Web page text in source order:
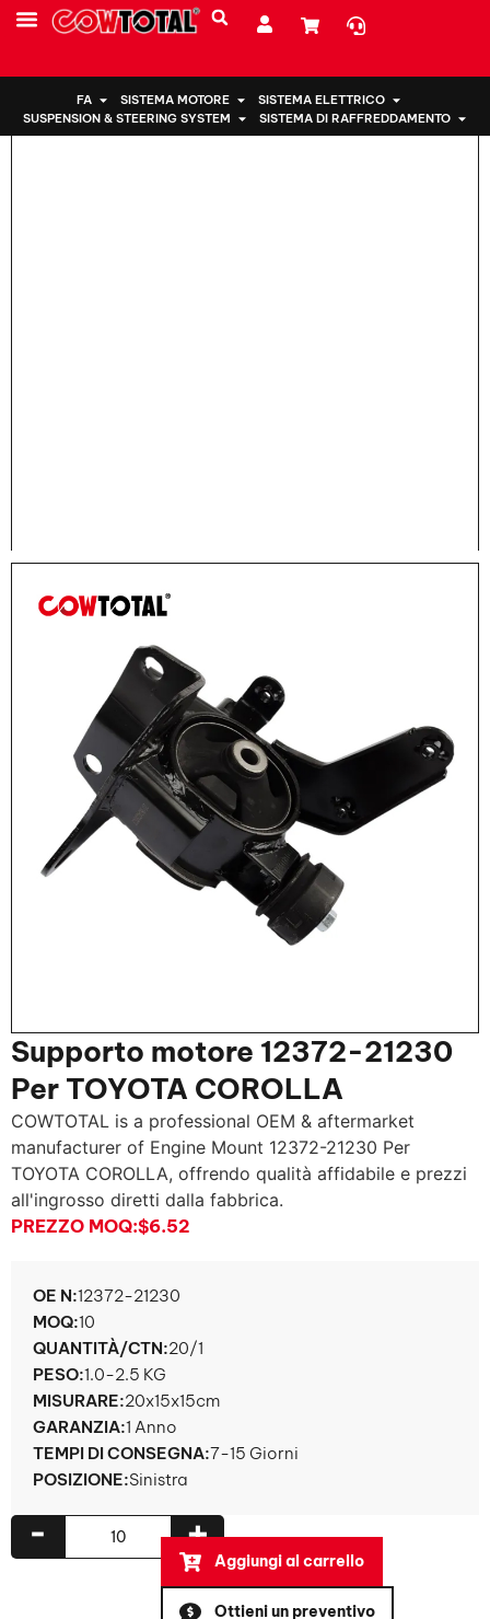
FA SISTEMA MOTORE
SISTEMA ELETTRICO
SUSPENSION & STEERING SYSTEM
SISTEMA DI RAFFREDDAMENTO
Casa >
Supporto motore 12372-21230
Per TOYOTA COROLLA
COWTOTAL is a professional OEM & aftermarket
manufacturer of Engine Mount 12372-21230 Per
TOYOTA COROLLA, offrendo qualità affidabile e prezzi
all'ingrosso diretti dalla fabbrica.
PREZZO MOQ:$6.52
OE N:12372-21230
MOQ:10
QUANTITÀ/CTN:20/1
PESO:1.0-2.5 KG
MISURARE:20x15x15cm
GARANZIA:1 Anno
TEMPI DI CONSEGNA:7-15 Giorni
POSIZIONE:Sinistra
+
-
Aggiungi al carrello
Ottieni un preventivo